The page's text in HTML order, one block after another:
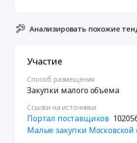
Анализировать похожие
Участие
Способ размещения
Закупки малого объема
Ссылки на источники
Портал поставщиков
Малые закупки Московской